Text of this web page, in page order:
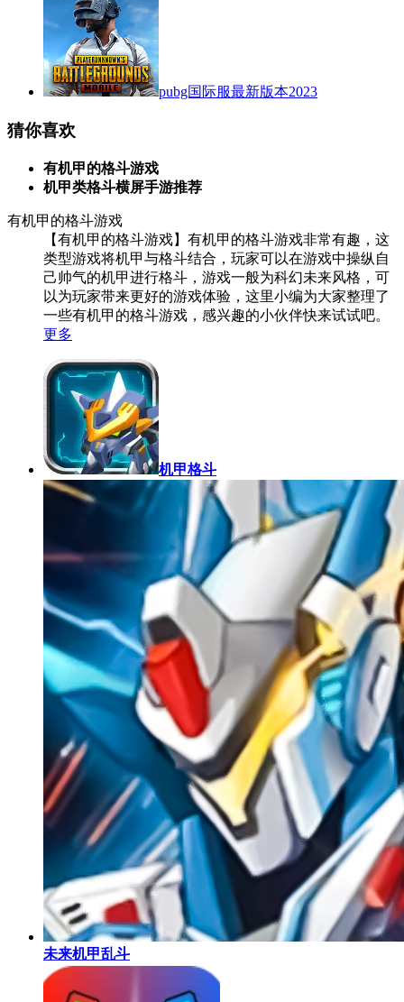
pubg国际服最新版本2023
猜你喜欢
有机甲的格斗游戏
机甲类格斗横屏手游推荐
有机甲的格斗游戏
【有机甲的格斗游戏】有机甲的格斗游戏非常有趣，这
类型游戏将机甲与格斗结合，玩家可以在游戏中操纵自
己帅气的机甲进行格斗，游戏一般为科幻未来风格，可
以为玩家带来更好的游戏体验，这里小编为大家整理了
一些有机甲的格斗游戏，感兴趣的小伙伴快来试试吧。
更多
机甲格斗
未来机甲乱斗